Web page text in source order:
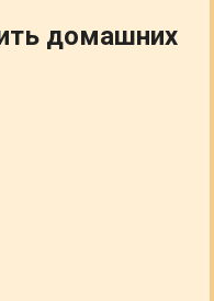
домашних